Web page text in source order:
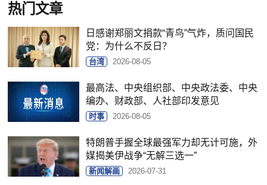
热门文章
日感谢郑丽文捐款“青鸟”气炸，质问国民
党：为什么不反日？
台湾 2026-08-05
最高法、中央组织部、中央政法委、中央
编办、财政部、人社部印发意见
时事 2026-08-05
特朗普手握全球最强军力却无计可施，外
媒揭美伊战争“无解三选一”
新闻解画 2026-07-31